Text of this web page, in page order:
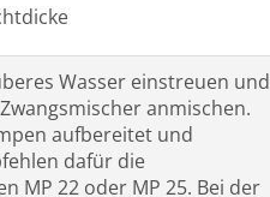
Wasser einstreuen und
anmischen.
aufbereitet und
dafür die
MP 22 oder MP 25. Bei der